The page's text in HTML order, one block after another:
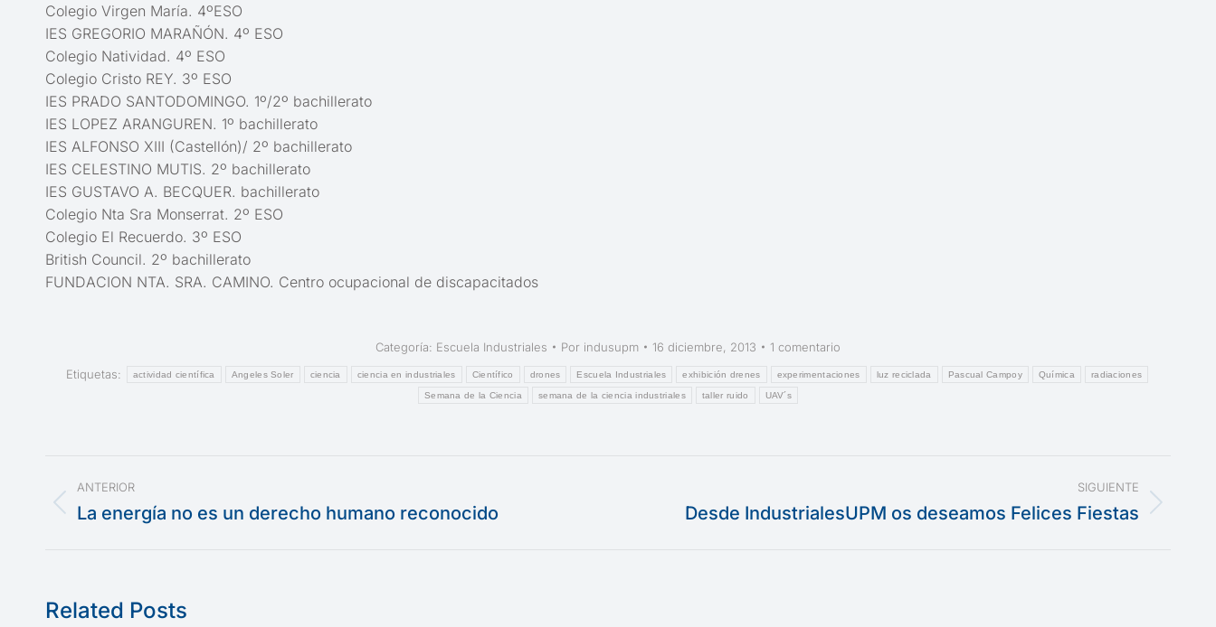
Colegio Virgen María. 4ºESO
IES GREGORIO MARAÑÓN. 4º ESO
Colegio Natividad. 4º ESO
Colegio Cristo REY. 3º ESO
IES PRADO SANTODOMINGO. 1º/2º bachillerato
IES LOPEZ ARANGUREN. 1º bachillerato
IES ALFONSO XIII (Castellón)/ 2º bachillerato
IES CELESTINO MUTIS. 2º bachillerato
IES GUSTAVO A. BECQUER. bachillerato
Colegio Nta Sra Monserrat. 2º ESO
Colegio El Recuerdo. 3º ESO
British Council. 2º bachillerato
FUNDACION NTA. SRA. CAMINO. Centro ocupacional de discapacitados
Categoría: Escuela Industriales Por indusupm 16 diciembre, 2013
1 comentario
Etiquetas:
actividad científica Angeles Soler ciencia ciencia en industriales Científico drones Escuela Industriales exhibición drenes experimentaciones luz reciclada Pascual Campoy Química radiaciones
Semana de la Ciencia semana de la ciencia industriales taller ruido UAV´s
Navegación
entre
ANTERIOR
Publicación
La energía no es un derecho humano reconocido
SIGUIENTE
PublicaciónDesde IndustrialesUPM os deseamos Felices Fiestas
Related Posts